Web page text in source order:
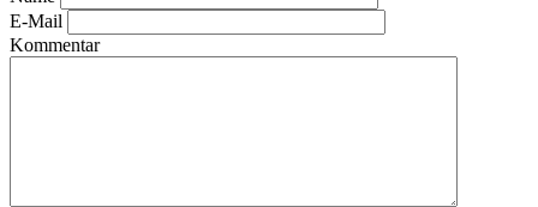
E-Mail
Kommentar